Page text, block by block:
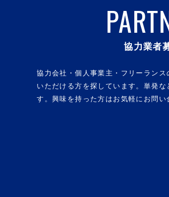
協力業者
協力会社・個人事業主・フリーラン
いただける方を探しています。単発
す。興味を持った方はお気軽にお問い